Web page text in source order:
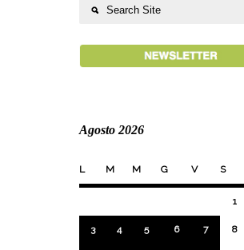
Agosto 2026
L M M G V S
1
3 4 5 6 7 8